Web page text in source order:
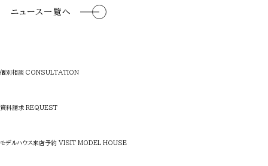
ニュース一覧へ
個別相談 CONSULTATION
資料請求 REQUEST
モデルハウス来店予約 VISIT MODEL HOUSE